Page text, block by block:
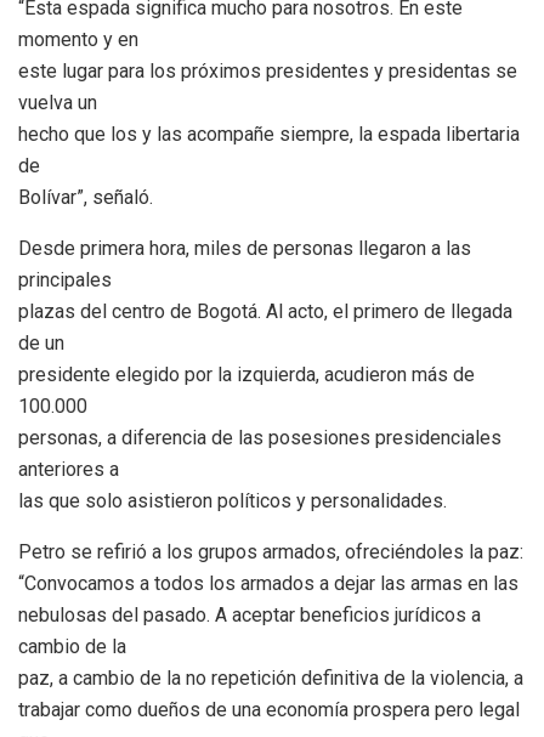
“Esta espada significa mucho para nosotros. En este
momento y en
este lugar para los próximos presidentes y presidentas se
vuelva un
hecho que los y las acompañe siempre, la espada libertaria
de
Bolívar”, señaló.
Desde primera hora, miles de personas llegaron a las
principales
plazas del centro de Bogotá. Al acto, el primero de llegada
de un
presidente elegido por la izquierda, acudieron más de
100.000
personas, a diferencia de las posesiones presidenciales
anteriores a
las que solo asistieron políticos y personalidades.
Petro se refirió a los grupos armados, ofreciéndoles la paz:
“Convocamos a todos los armados a dejar las armas en las
nebulosas del pasado. A aceptar beneficios jurídicos a
cambio de la
paz, a cambio de la no repetición definitiva de la violencia, a
trabajar como dueños de una economía prospera pero legal